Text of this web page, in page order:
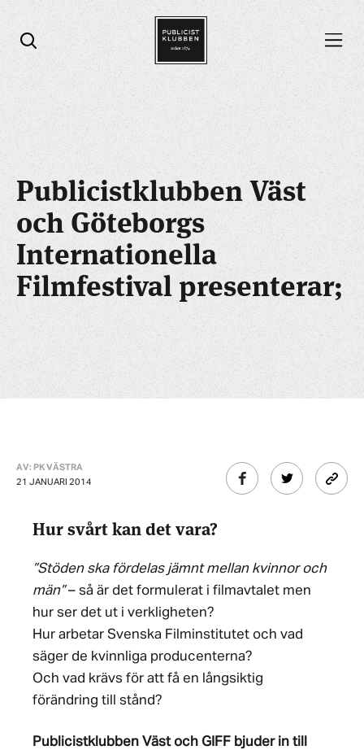
Öppna sök
Öppna menyn
Publicistklubben Väst
och Göteborgs
Internationella
Filmfestival presenterar;
AV: PK VÄSTRA
21 JANUARI 2014
Hur svårt kan det vara?
”Stöden ska fördelas jämnt mellan kvinnor och
män”– så är det formulerat i filmavtalet men
hur ser det ut i verkligheten?
Hur arbetar Svenska Filminstitutet och vad
säger de kvinnliga producenterna?
Och vad krävs för att få en långsiktig
förändring till stånd?
Publicistklubben Väst och GIFF bjuder in till